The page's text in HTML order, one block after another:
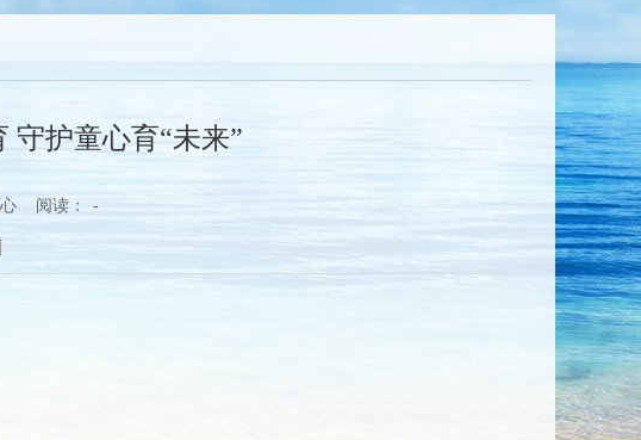
守护童心育“未来”
阅读： -